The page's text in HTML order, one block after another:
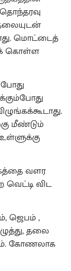
தொந்தரவு
மொட்டைத்
கொள்ள
மீண்டும்
வளர
வெட்டி விட
ஜெபம் ,
தலை
கோணலாக